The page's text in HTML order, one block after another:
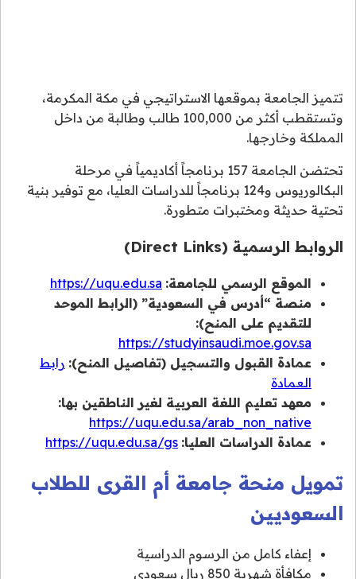
تتميز الجامعة بموقعها الاستراتيجي في مكة المكرمة،
وتستقطب أكثر من 100,000 طالب وطالبة من داخل
المملكة وخارجها.
تحتضن الجامعة 157 برنامجاً أكاديمياً في مرحلة
البكالوريوس و124 برنامجاً للدراسات العليا، مع توفير بنية
تحتية حديثة ومختبرات متطورة.
الروابط الرسمية (Direct Links)
الموقع الرسمي للجامعة: https://uqu.edu.sa
منصة “أدرس في السعودية” (الرابط الموحد
للتقديم على المنح):
https://studyinsaudi.moe.gov.sa
عمادة القبول والتسجيل (تفاصيل المنح): رابط
العمادة
معهد تعليم اللغة العربية لغير الناطقين بها:
https://uqu.edu.sa/arab_non_native
عمادة الدراسات العليا: https://uqu.edu.sa/gs
تمويل منحة جامعة أم القرى للطلاب
السعوديين
إعفاء كامل من الرسوم الدراسية
مكافأة شهرية 850 ريال سعودي